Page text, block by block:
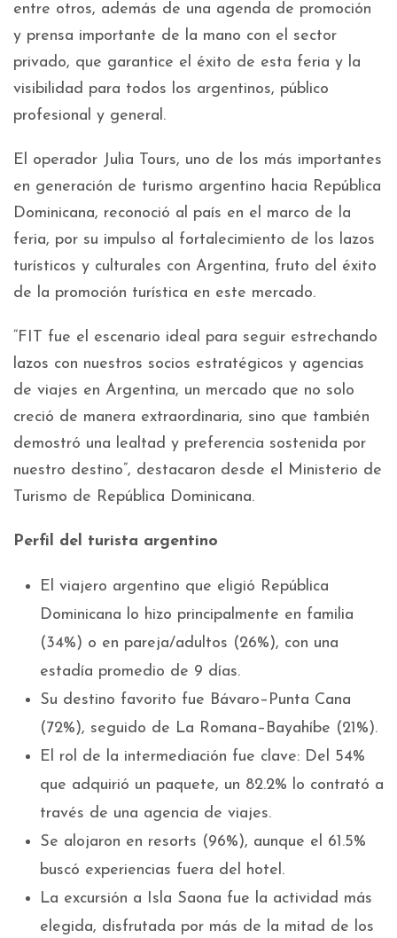
entre otros, además de una agenda de promoción
y prensa importante de la mano con el sector
privado, que garantice el éxito de esta feria y la
visibilidad para todos los argentinos, público
profesional y general.
El operador Julia Tours, uno de los más importantes
en generación de turismo argentino hacia República
Dominicana, reconoció al país en el marco de la
feria, por su impulso al fortalecimiento de los lazos
turísticos y culturales con Argentina, fruto del éxito
de la promoción turística en este mercado.
“FIT fue el escenario ideal para seguir estrechando
lazos con nuestros socios estratégicos y agencias
de viajes en Argentina, un mercado que no solo
creció de manera extraordinaria, sino que también
demostró una lealtad y preferencia sostenida por
nuestro destino”, destacaron desde el Ministerio de
Turismo de República Dominicana.
Perfil del turista argentino
El viajero argentino que eligió República
Dominicana lo hizo principalmente en familia
(34%) o en pareja/adultos (26%), con una
estadía promedio de 9 días.
Su destino favorito fue Bávaro–Punta Cana
(72%), seguido de La Romana–Bayahíbe (21%).
El rol de la intermediación fue clave: Del 54%
que adquirió un paquete, un 82.2% lo contrató a
través de una agencia de viajes.
Se alojaron en resorts (96%), aunque el 61.5%
buscó experiencias fuera del hotel.
La excursión a Isla Saona fue la actividad más
elegida, disfrutada por más de la mitad de los